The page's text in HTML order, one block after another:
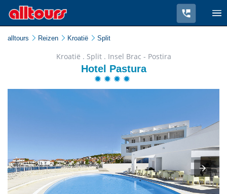
alltours Reizen Kroatië Split
Kroatië . Split . Insel Brac - Postira
Hotel Pastura